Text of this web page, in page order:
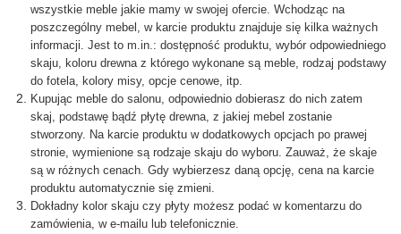
wszystkie meble jakie mamy w swojej ofercie. Wchodząc na
poszczególny mebel, w karcie produktu znajduje się kilka ważnych
informacji. Jest to m.in.: dostępność produktu, wybór odpowiedniego
skaju, koloru drewna z którego wykonane są meble, rodzaj podstawy
do fotela, kolory misy, opcje cenowe, itp.
Kupując meble do salonu, odpowiednio dobierasz do nich zatem
skaj, podstawę bądź płytę drewna, z jakiej mebel zostanie
stworzony. Na karcie produktu w dodatkowych opcjach po prawej
stronie, wymienione są rodzaje skaju do wyboru. Zauważ, że skaje
są w różnych cenach. Gdy wybierzesz daną opcję, cena na karcie
produktu automatycznie się zmieni.
Dokładny kolor skaju czy płyty możesz podać w komentarzu do
zamówienia, w e-mailu lub telefonicznie.